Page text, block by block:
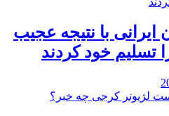
ایرانی با نتیجه عجیب
تسلیم خود کردند